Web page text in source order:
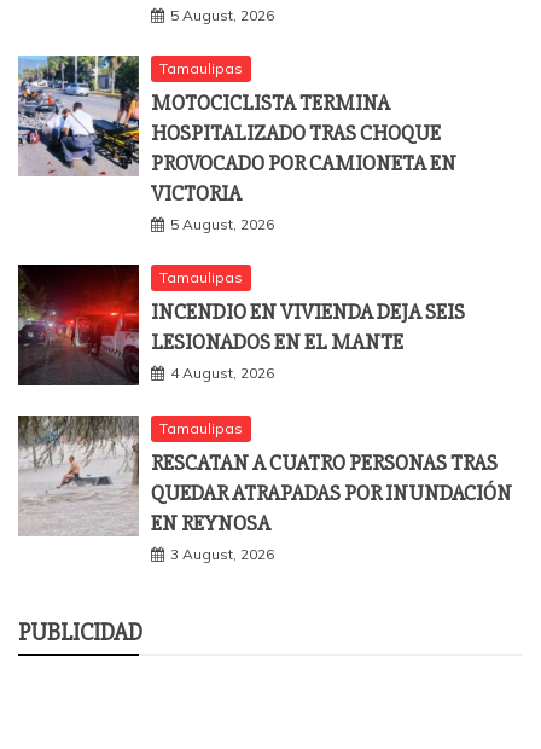
5 August, 2026
Tamaulipas
MOTOCICLISTA TERMINA
HOSPITALIZADO TRAS CHOQUE
PROVOCADO POR CAMIONETA EN
VICTORIA
5 August, 2026
Tamaulipas
INCENDIO EN VIVIENDA DEJA SEIS
LESIONADOS EN EL MANTE
4 August, 2026
Tamaulipas
RESCATAN A CUATRO PERSONAS TRAS
QUEDAR ATRAPADAS POR INUNDACIÓN
EN REYNOSA
3 August, 2026
PUBLICIDAD